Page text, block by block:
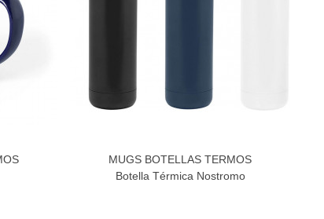
MUGS BOTELLAS TERMOS
Botella Térmica Nostromo